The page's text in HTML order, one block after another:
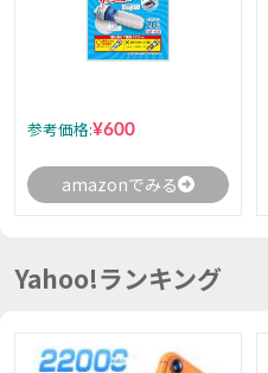
参考価格:¥600
amazonでみる
Yahoo!ランキング